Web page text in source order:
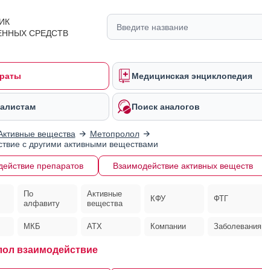
СРЕДСТВ
Медицинская энциклопедия
Поиск аналогов
вещества
Метопролол
с другими активными веществами
препаратов Взаимодействие активных веществ
По
алфавиту
Активные
вещества
КФУ ФТГ
МКБ АТХ Компании Заболевания
взаимодействие